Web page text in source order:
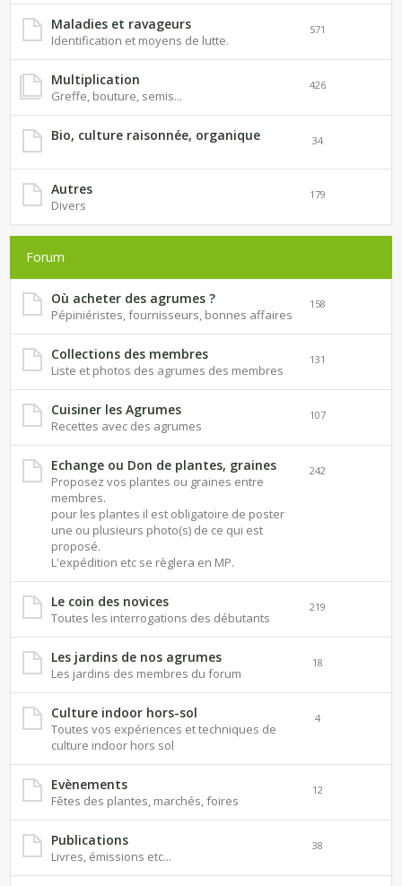
Maladies et ravageurs
Identification et moyens de lutte.
571
Multiplication
Greffe, bouture, semis...
426
Bio, culture raisonnée, organique 34
Autres
Divers
179
Forum
Où acheter des agrumes ?
Pépiniéristes, fournisseurs, bonnes affaires
158
Collections des membres
Liste et photos des agrumes des membres
131
Cuisiner les Agrumes
Recettes avec des agrumes
107
Echange ou Don de plantes, graines
Proposez vos plantes ou graines entre
membres.
pour les plantes il est obligatoire de poster
une ou plusieurs photo(s) de ce qui est
proposé.
L'expédition etc se règlera en MP.
242
Le coin des novices
Toutes les interrogations des débutants
219
Les jardins de nos agrumes
Les jardins des membres du forum
18
Culture indoor hors-sol
Toutes vos expériences et techniques de
culture indoor hors sol
4
Evènements
Fêtes des plantes, marchés, foires
12
Publications
Livres, émissions etc...
38